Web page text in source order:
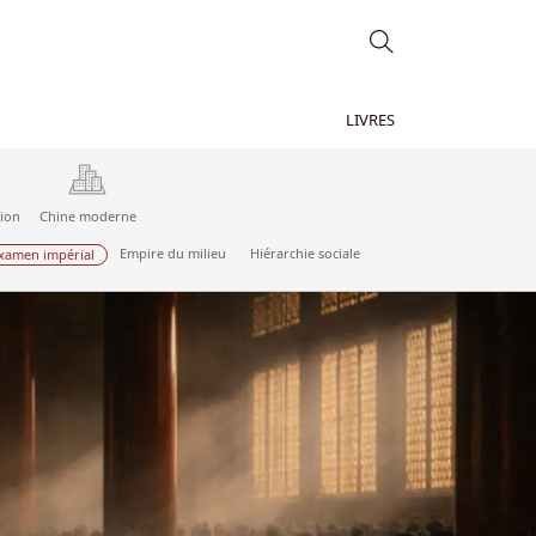
LIVRES
Chine moderne
impérial Empire du milieu Hiérarchie sociale